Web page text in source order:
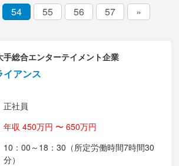
54 55 56 57 »
手総合エンターテイメント企業
イアンス
正社員
年収 450万円 〜 650万円
10：00～18：30（所定労働時間7時間30
分）